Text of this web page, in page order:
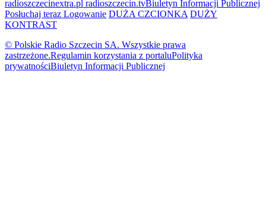
radioszczecinextra.pl radioszczecin.tvBiuletyn Informacji Publicznej
Posłuchaj teraz Logowanie DUŻA CZCIONKA DUŻY
KONTRAST
© Polskie Radio Szczecin SA. Wszystkie prawa
zastrzeżone.Regulamin korzystania z portaluPolityka
prywatnościBiuletyn Informacji Publicznej